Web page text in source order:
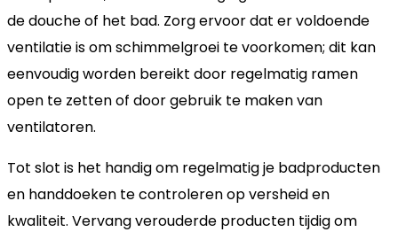
de douche of het bad. Zorg ervoor dat er voldoende
ventilatie is om schimmelgroei te voorkomen; dit kan
eenvoudig worden bereikt door regelmatig ramen
open te zetten of door gebruik te maken van
ventilatoren.
Tot slot is het handig om regelmatig je badproducten
en handdoeken te controleren op versheid en
kwaliteit. Vervang verouderde producten tijdig om